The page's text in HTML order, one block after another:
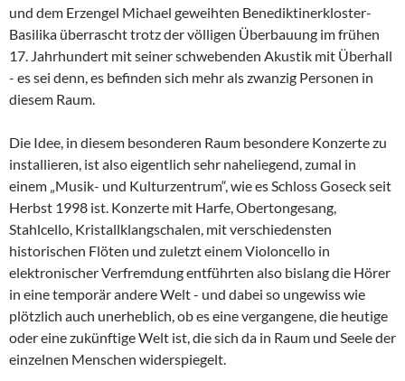
und dem Erzengel Michael geweihten Benediktinerkloster-
Basilika überrascht trotz der völligen Überbauung im frühen
17. Jahrhundert mit seiner schwebenden Akustik mit Überhall
- es sei denn, es befinden sich mehr als zwanzig Personen in
diesem Raum.
Die Idee, in diesem besonderen Raum besondere Konzerte zu
installieren, ist also eigentlich sehr naheliegend, zumal in
einem „Musik- und Kulturzentrum“, wie es Schloss Goseck seit
Herbst 1998 ist. Konzerte mit Harfe, Obertongesang,
Stahlcello, Kristallklangschalen, mit verschiedensten
historischen Flöten und zuletzt einem Violoncello in
elektronischer Verfremdung entführten also bislang die Hörer
in eine temporär andere Welt - und dabei so ungewiss wie
plötzlich auch unerheblich, ob es eine vergangene, die heutige
oder eine zukünftige Welt ist, die sich da in Raum und Seele der
einzelnen Menschen widerspiegelt.